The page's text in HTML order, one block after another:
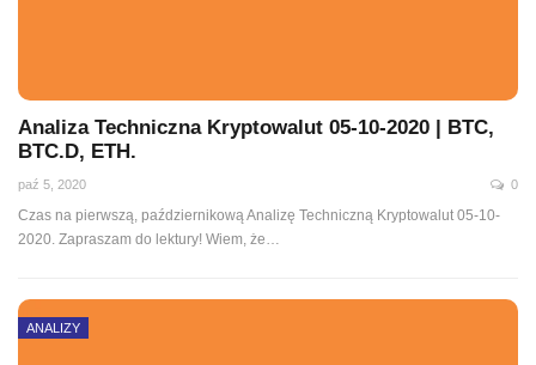
Analiza Techniczna Kryptowalut 05-10-2020 | BTC,
BTC.D, ETH.
paź 5, 2020 0
Czas na pierwszą, październikową Analizę Techniczną Kryptowalut 05-10-
2020. Zapraszam do lektury! Wiem, że…
ANALIZY